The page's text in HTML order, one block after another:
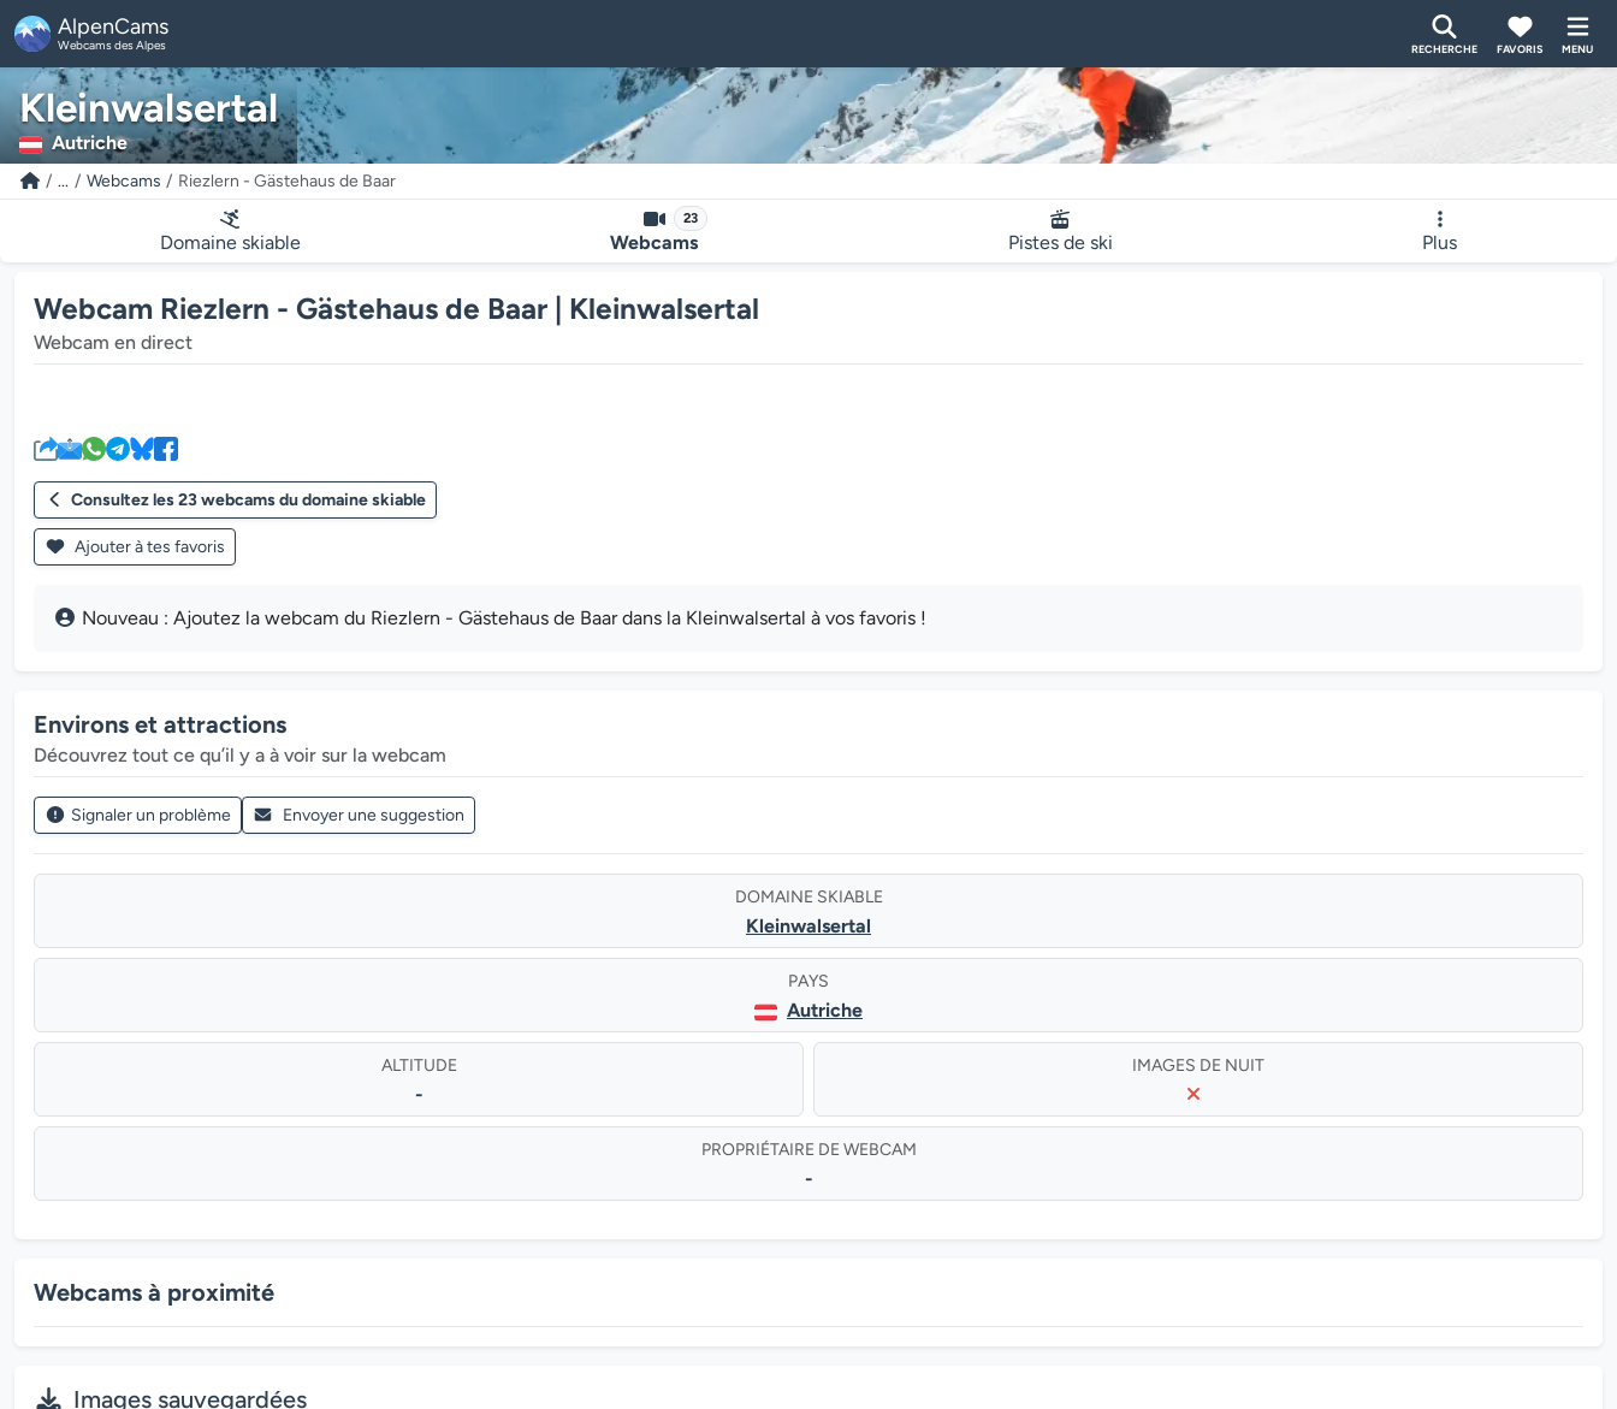
AlpenCams
Webcams des Alpes RECHERCHE FAVORIS MENU
Kleinwalsertal
Autriche
... Webcams Riezlern - Gästehaus de Baar
Domaine skiable
23
Webcams Pistes de ski Plus
Webcam Riezlern - Gästehaus de Baar | Kleinwalsertal
Webcam en direct
Consultez les 23 webcams du domaine skiable
Ajouter à tes favoris
Nouveau : Ajoutez la webcam du Riezlern - Gästehaus de Baar dans la Kleinwalsertal à vos favoris !
Environs et attractions
Découvrez tout ce qu’il y a à voir sur la webcam
Signaler un problème Envoyer une suggestion
DOMAINE SKIABLE
Kleinwalsertal
PAYS
Autriche
ALTITUDE
-
IMAGES DE NUIT
PROPRIÉTAIRE DE WEBCAM
-
Webcams à proximité
Images sauvegardées